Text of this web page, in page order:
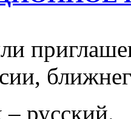
русский.